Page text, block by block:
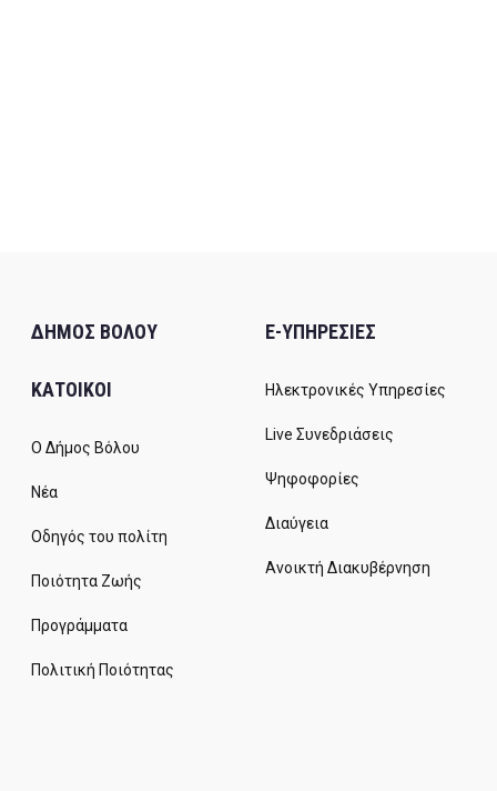
ΔΗΜΟΣ ΒΟΛΟΥ
ΚΑΤΟΙΚΟΙ
Ο Δήμος Βόλου
Νέα
Οδηγός του πολίτη
Ποιότητα Ζωής
Προγράμματα
Πολιτική Ποιότητας
E-ΥΠΗΡΕΣΙΕΣ
Ηλεκτρονικές Υπηρεσίες
Live Συνεδριάσεις
Ψηφοφορίες
Διαύγεια
Ανοικτή Διακυβέρνηση